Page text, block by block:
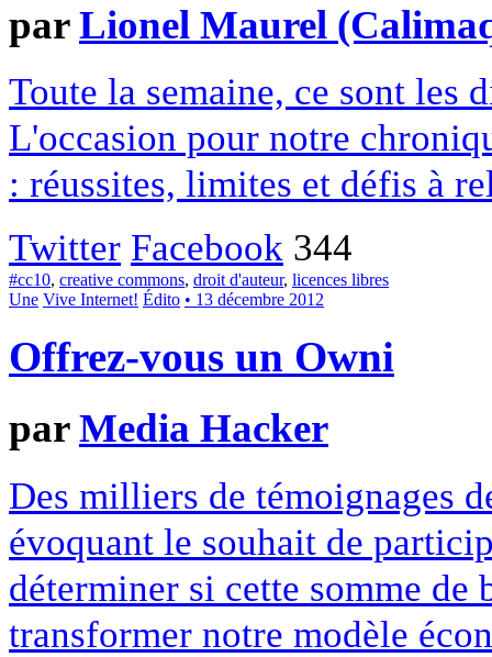
parLionel Maurel
Toute la semaine, ce sont les
L'occasion pour notre
: réussites, limites et défis à
Twitter Facebook 344
#cc10, creative commons, droit d'auteur, licences libres
Une Vive Internet! Édito • 13 décembre 2012
Offrez-vous un Owni
parMedia Hacker
Des milliers de témoignages
évoquant le souhait de
déterminer si cette somme
transformer notre modèle